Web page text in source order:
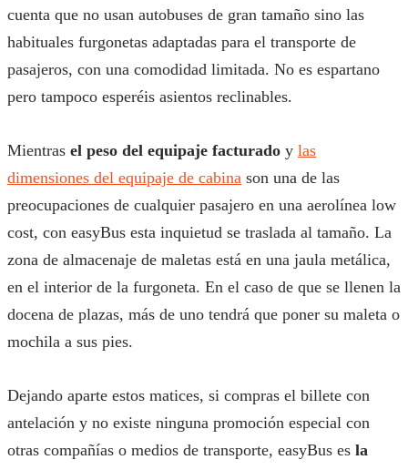
cuenta que no usan autobuses de gran tamaño sino las
habituales furgonetas adaptadas para el transporte de
pasajeros, con una comodidad limitada. No es espartano
pero tampoco esperéis asientos reclinables.
Mientras el peso del equipaje facturado y las
dimensiones del equipaje de cabina son una de las
preocupaciones de cualquier pasajero en una aerolínea low
cost, con easyBus esta inquietud se traslada al tamaño. La
zona de almacenaje de maletas está en una jaula metálica,
en el interior de la furgoneta. En el caso de que se llenen la
docena de plazas, más de uno tendrá que poner su maleta o
mochila a sus pies.
Dejando aparte estos matices, si compras el billete con
antelación y no existe ninguna promoción especial con
otras compañías o medios de transporte, easyBus es la